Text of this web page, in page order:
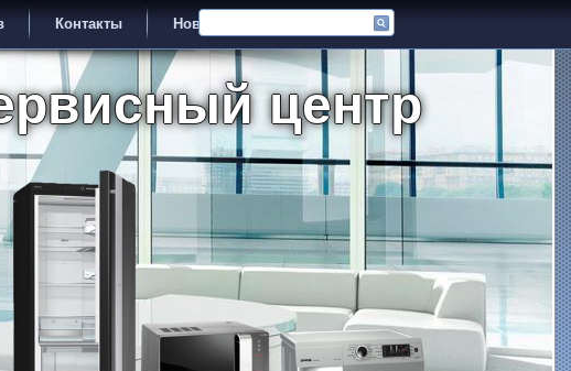
центр
Контакты Новости